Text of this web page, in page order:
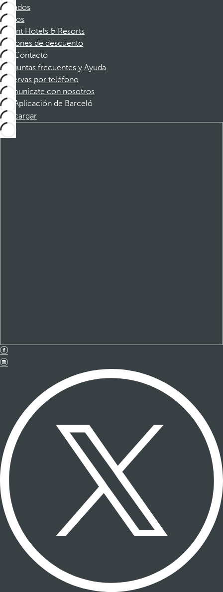
Afiliados
Socios
Dorint Hotels & Resorts
Cupones de descuento
Contacto
Preguntas frecuentes y Ayuda
Reservas por teléfono
Comunícate con nosotros
Aplicación de Barceló
Descargar